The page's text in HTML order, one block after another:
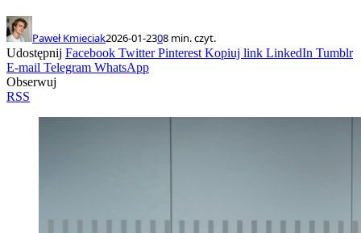
Paweł Kmieciak2026-01-2308 min. czyt.
Udostępnij Facebook Twitter Pinterest Kopiuj link LinkedIn Tumblr
E-mail Telegram WhatsApp
Obserwuj
RSS